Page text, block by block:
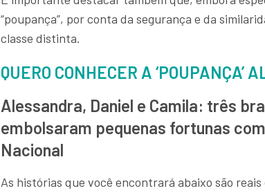
“poupança”, por conta da segurança e da
classe distinta.
QUERO CONHECER A ‘POUPANÇA’
Alessandra, Daniel e Camila: três
embolsaram pequenas fortunas com
Nacional
As histórias que você encontrará abaixo são